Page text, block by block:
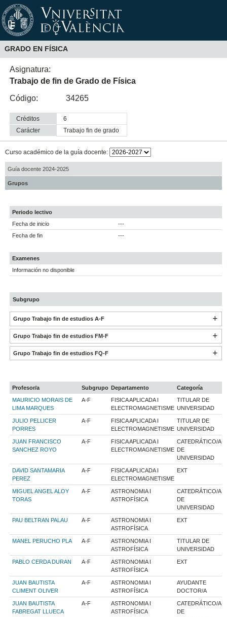
GRADO EN FÍSICA
Asignatura:
Trabajo de fin de Grado de Física
Código:
34265
Créditos
6
Carácter
trabajo fin de grado
Curso académico de la guía docente:
Guía docente 2024-2025
Grupos
Periodo lectivo
Fecha de inicio
---
Fecha de fin
---
Examenes
Información no disponible
Subgrupo
Grupo Trabajo fin de estudios A-F
Grupo Trabajo fin de estudios FM-F
Grupo Trabajo fin de estudios FQ-F
Profesor/a Subgrupo Departamento
Categoría
MAURICIO MORAIS DE
LIMA MARQUES
A-F
FISICA APLICADA I
ELECTROMAGNETISME
TITULAR DE
UNIVERSIDAD
JULIO PELLICER
PORRES
A-F
FISICA APLICADA I
ELECTROMAGNETISME
TITULAR DE
UNIVERSIDAD
JUAN FRANCISCO
SANCHEZ ROYO
A-F
FISICA APLICADA I
ELECTROMAGNETISME
CATEDRÁTICO/A
DE
UNIVERSIDAD
DAVID SANTAMARIA
PEREZ
A-F
FISICA APLICADA I
ELECTROMAGNETISME
EXT
MIGUEL ANGEL ALOY
TORAS
A-F
ASTRONOMIA I
ASTROFÍSICA
CATEDRÁTICO/A
DE
UNIVERSIDAD
PAU BELTRAN PALAU A-F
ASTRONOMIA I
ASTROFÍSICA
EXT
MANEL PERUCHO PLA A-F
ASTRONOMIA I
ASTROFÍSICA
TITULAR DE
UNIVERSIDAD
PABLO CERDA DURAN A-F
ASTRONOMIA I
ASTROFÍSICA
EXT
JUAN BAUTISTA
CLIMENT OLIVER
A-F
ASTRONOMIA I
ASTROFÍSICA
AYUDANTE
DOCTOR/A
JUAN BAUTISTA
FABREGAT LLUECA
A-F
ASTRONOMIA I
ASTROFÍSICA
CATEDRÁTICO/A
DE